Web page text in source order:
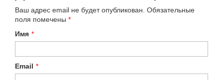
Ваш адрес email не будет опубликован. Обязательные
поля помечены *
Имя *
Email *